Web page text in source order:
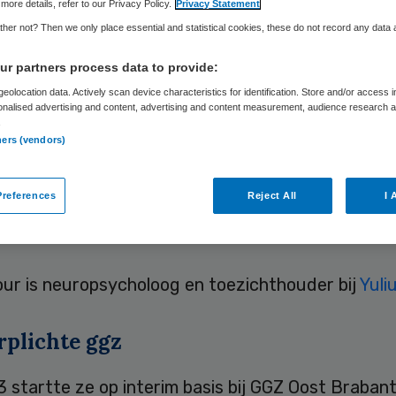
Laura van Elst 17 oktober 2024,10:09 882 keer gelezen
bij GGZ Oost Brabant. Eerder vervulde ze
is neuropsycholoog en toezichthouder bij
ggz
startte ze op interim basis bij GGZ Oost
details, refer to our Privacy Policy.
Privacy Statement
not? Then we only place essential and statistical cookies, these do not record any data
partners process data to provide:
data. Actively scan device characteristics for identification. Store and/or access
advertising and content, advertising and content measurement, audience research
(vendors)
Reject All I